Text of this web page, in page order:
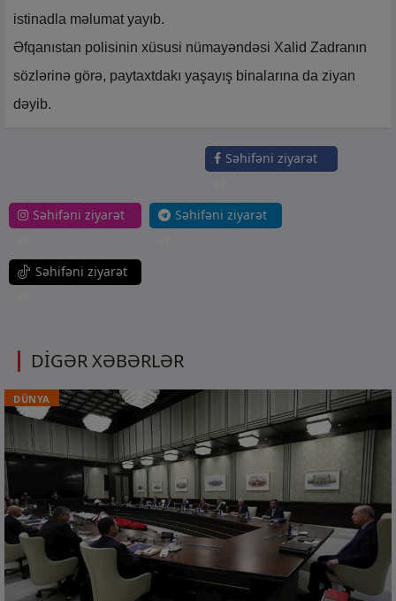
istinadla məlumat yayıb.
Əfqanıstan polisinin xüsusi nümayəndəsi Xalid Zadranın
sözlərinə görə, paytaxtdakı yaşayış binalarına da ziyan
dəyib.
Səhifəni ziyarət
Səhifəni ziyarət
Səhifəni ziyarət
Səhifəni ziyarət
DİGƏR XƏBƏRLƏR
DÜNYA